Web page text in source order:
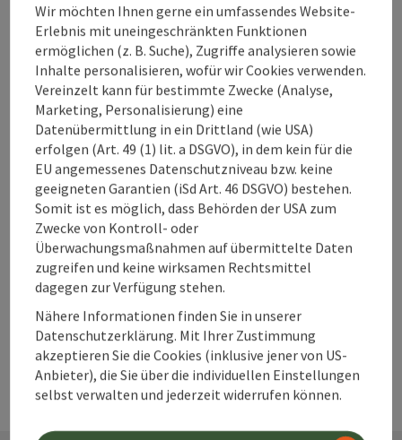
Kannst du
Unterkünfte im
360° Alpenland
direkt buchen?
Warum solltest
du deine
Unterkunft im
360° Alpenland
frühzeitig
buchen?
Wir möchten Ihnen gerne ein umfassendes Website-
Erlebnis mit uneingeschränkten Funktionen
ermöglichen (z. B. Suche), Zugriffe analysieren sowie
Inhalte personalisieren, wofür wir Cookies verwenden.
Vereinzelt kann für bestimmte Zwecke (Analyse,
Marketing, Personalisierung) eine
Datenübermittlung in ein Drittland (wie USA)
erfolgen (Art. 49 (1) lit. a DSGVO), in dem kein für die
EU angemessenes Datenschutzniveau bzw. keine
geeigneten Garantien (iSd Art. 46 DSGVO) bestehen.
Somit ist es möglich, dass Behörden der USA zum
Zwecke von Kontroll- oder
Überwachungsmaßnahmen auf übermittelte Daten
zugreifen und keine wirksamen Rechtsmittel
dagegen zur Verfügung stehen.
Nähere Informationen finden Sie in unserer
Datenschutzerklärung. Mit Ihrer Zustimmung
akzeptieren Sie die Cookies (inklusive jener von US-
Anbieter), die Sie über die individuellen Einstellungen
selbst verwalten und jederzeit widerrufen können.